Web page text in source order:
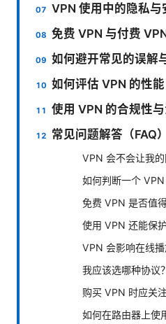
VPN 使用中的隐私与
免费 VPN 与付费
如何避开常见的误解
如何评估 VPN 的性能
使用 VPN 的合规性
常见问题解答（FAQ）
VPN 会不会让我的
如何判断一个 VPN
免费 VPN 是否值得
使用 VPN 还能保
VPN 会影响在线播
我应该选哪种协议？
购买 VPN 时应关
如何在路由器上使